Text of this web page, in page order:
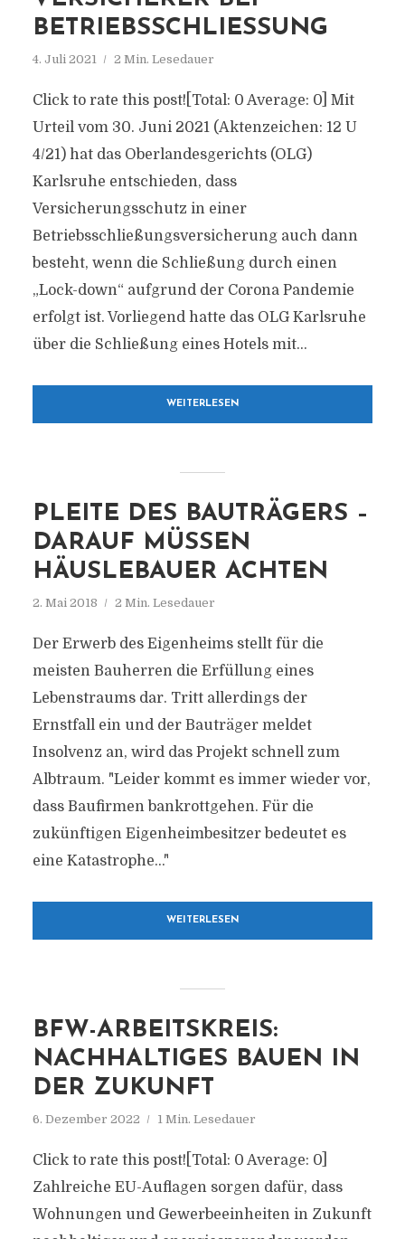
BETRIEBSSCHLIESSUNG
4. Juli 2021 2 Min. Lesedauer
Click to rate this post![Total: 0 Average: 0] Mit
Urteil vom 30. Juni 2021 (Aktenzeichen: 12 U
4/21) hat das Oberlandesgerichts (OLG)
Karlsruhe entschieden, dass
Versicherungsschutz in einer
Betriebsschließungsversicherung auch dann
besteht, wenn die Schließung durch einen
„Lock-down“ aufgrund der Corona Pandemie
erfolgt ist. Vorliegend hatte das OLG Karlsruhe
über die Schließung eines Hotels mit...
WEITERLESEN
PLEITE DES BAUTRÄGERS –
DARAUF MÜSSEN
HÄUSLEBAUER ACHTEN
2. Mai 2018 2 Min. Lesedauer
Der Erwerb des Eigenheims stellt für die
meisten Bauherren die Erfüllung eines
Lebenstraums dar. Tritt allerdings der
Ernstfall ein und der Bauträger meldet
Insolvenz an, wird das Projekt schnell zum
Albtraum. "Leider kommt es immer wieder vor,
dass Baufirmen bankrottgehen. Für die
zukünftigen Eigenheimbesitzer bedeutet es
eine Katastrophe..."
WEITERLESEN
BFW-ARBEITSKREIS:
NACHHALTIGES BAUEN IN
DER ZUKUNFT
6. Dezember 2022 1 Min. Lesedauer
Click to rate this post![Total: 0 Average: 0]
Zahlreiche EU-Auflagen sorgen dafür, dass
Wohnungen und Gewerbeeinheiten in Zukunft